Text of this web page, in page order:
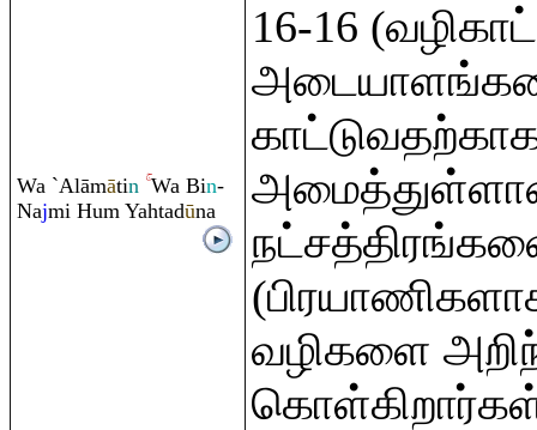
Wa `Alāmātin Wa Bin-
Najmi Hum Yahtadūna
16-16
வழிகளை